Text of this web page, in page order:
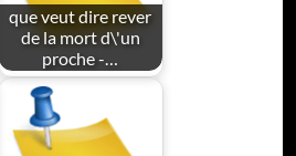
que veut dire rever
de la mort d\'un
proche -…